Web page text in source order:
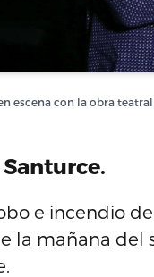
escena con la obra
e incendio
la mañana del